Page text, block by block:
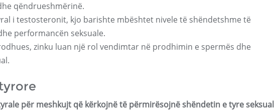
qëndrueshmërinë.
i testosteronit, kjo barishte mbështet nivele të shëndetshme të
performancën seksuale.
zinku luan një rol vendimtar në prodhimin e spermës dhe
për meshkujt që kërkojnë të përmirësojnë shëndetin e tyre seksual